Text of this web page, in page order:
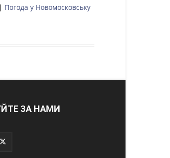
Погода у Новомосковську
ЗА НАМИ